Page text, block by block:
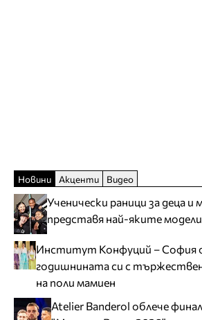
Новини Акценти Видео
Ученически раници за деца и
представя най-яките модели
Институт Конфуций – София
годишнината си с
на поли мамиен
Atelier Banderol облече